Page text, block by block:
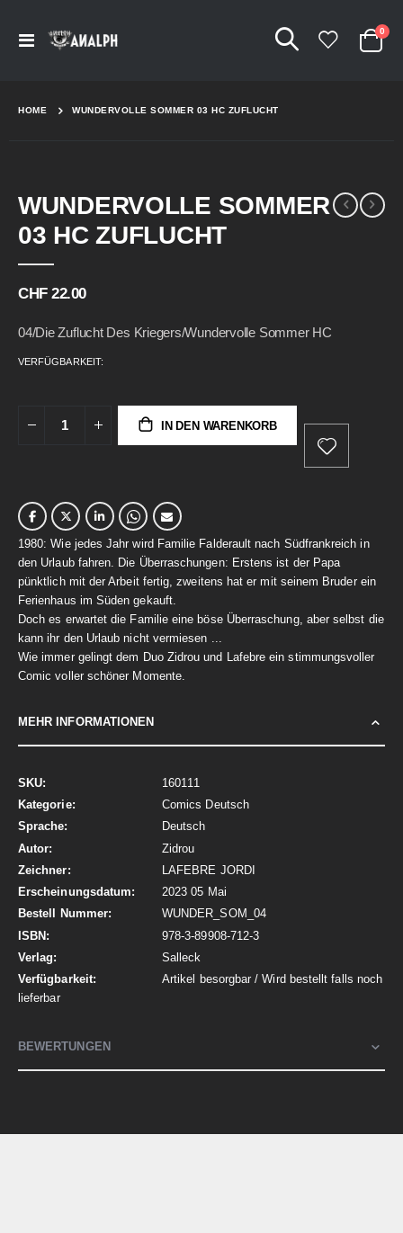
Navigation
Cart
0
HOME WUNDERVOLLE SOMMER 03 HC ZUFLUCHT
WUNDERVOLLE SOMMER
03 HC ZUFLUCHT
CHF 22.00
04/Die Zuflucht Des Kriegers/Wundervolle Sommer HC
VERFÜGBARKEIT:
IN DEN WARENKORB
1980: Wie jedes Jahr wird Familie Falderault nach Südfrankreich in
den Urlaub fahren. Die Überraschungen: Erstens ist der Papa
pünktlich mit der Arbeit fertig, zweitens hat er mit seinem Bruder ein
Ferienhaus im Süden gekauft.
Doch es erwartet die Familie eine böse Überraschung, aber selbst die
kann ihr den Urlaub nicht vermiesen ...
Wie immer gelingt dem Duo Zidrou und Lafebre ein stimmungsvoller
Comic voller schöner Momente.
MEHR INFORMATIONEN
Mehr
Informationen
160111
Comics Deutsch
Deutsch
Zidrou
LAFEBRE JORDI
2023 05 Mai
WUNDER_SOM_04
978-3-89908-712-3
Salleck
Artikel besorgbar / Wird bestellt falls noch
lieferbar
BEWERTUNGEN
to
the
end
images
to
the
beginning
images